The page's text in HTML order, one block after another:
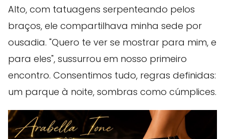
Alto, com tatuagens serpenteando pelos
braços, ele compartilhava minha sede por
ousadia. "Quero te ver se mostrar para mim, e
para eles", sussurrou em nosso primeiro
encontro. Consentimos tudo, regras definidas:
um parque à noite, sombras como cúmplices.